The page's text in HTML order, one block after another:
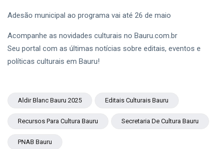
Adesão municipal ao programa vai até 26 de maio
Acompanhe as novidades culturais no Bauru.com.br
Seu portal com as últimas notícias sobre editais, eventos e
políticas culturais em Bauru!
Aldir Blanc Bauru 2025 Editais Culturais Bauru
Recursos Para Cultura Bauru Secretaria De Cultura Bauru
PNAB Bauru